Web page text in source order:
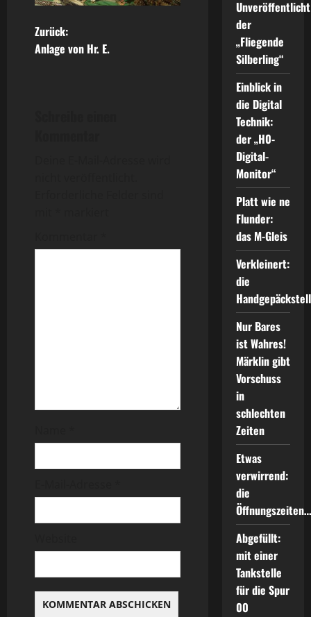
B
s
a
t
i
o
n
Zurück:
Anlage von Hr. E.
der
„Fliegende
Silberling“
Einblick in
die Digital
Technik:
der „H0-
Digital-
Monitor“
Platt wie ne
Flunder:
das M-Gleis
Verkleinert:
die
Nur Bares
ist Wahres!
Märklin gibt
Vorschuss
in
schlechten
Zeiten
Etwas
verwirrend:
die
Öffnungszeiten…
Abgefüllt:
mit einer
Tankstelle
für die Spur
00